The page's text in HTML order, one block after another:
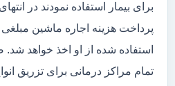
برای بیمار استفاده نمودند در
پرداخت هزینه اجاره ماشین
استفاده شده از او اخذ خواهد شد.
تمام مراکز درمانی برای تزریق